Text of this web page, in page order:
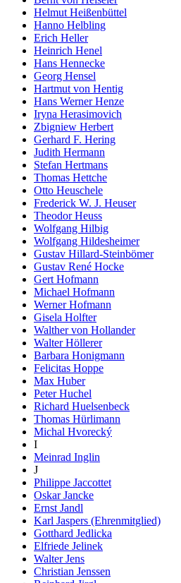
Helmut Heißenbüttel
Hanno Helbling
Erich Heller
Heinrich Henel
Hans Hennecke
Georg Hensel
Hartmut von Hentig
Hans Werner Henze
Iryna Herasimovich
Zbigniew Herbert
Gerhard F. Hering
Judith Hermann
Stefan Hertmans
Thomas Hettche
Otto Heuschele
Frederick W. J. Heuser
Theodor Heuss
Wolfgang Hilbig
Wolfgang Hildesheimer
Gustav Hillard-Steinbömer
Gustav René Hocke
Gert Hofmann
Michael Hofmann
Werner Hofmann
Gisela Holfter
Walther von Hollander
Walter Höllerer
Barbara Honigmann
Felicitas Hoppe
Max Huber
Peter Huchel
Richard Huelsenbeck
Thomas Hürlimann
Michal Hvorecký
I
Meinrad Inglin
J
Philippe Jaccottet
Oskar Jancke
Ernst Jandl
Karl Jaspers (Ehrenmitglied)
Gotthard Jedlicka
Elfriede Jelinek
Walter Jens
Christian Jenssen